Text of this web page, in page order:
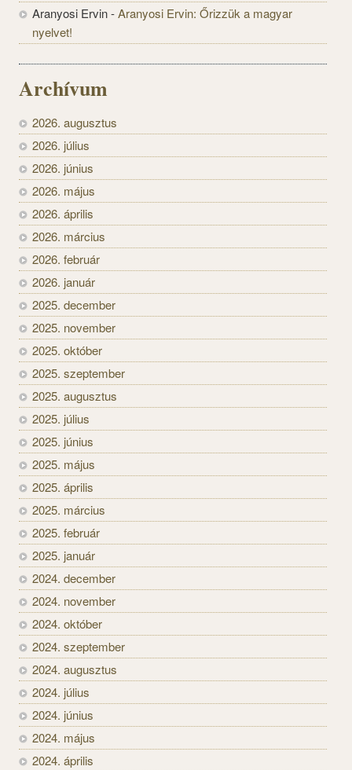
Aranyosi Ervin-Aranyosi Ervin: Őrizzük a magyar
nyelvet!
Archívum
2026. augusztus
2026. július
2026. június
2026. május
2026. április
2026. március
2026. február
2026. január
2025. december
2025. november
2025. október
2025. szeptember
2025. augusztus
2025. július
2025. június
2025. május
2025. április
2025. március
2025. február
2025. január
2024. december
2024. november
2024. október
2024. szeptember
2024. augusztus
2024. július
2024. június
2024. május
2024. április